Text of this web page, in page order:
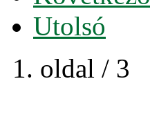
Utolsó
1. oldal / 3